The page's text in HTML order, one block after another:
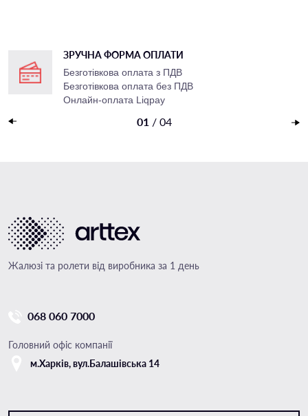
ЗРУЧНА ФОРМА ОПЛАТИ
Безготівкова оплата з ПДВ
Безготівкова оплата без ПДВ
Онлайн-оплата Liqpay
01 / 04
Жалюзі та ролети від виробника за 1 день
068 060 7000
Головний офіс компанії
м.Харкiв, вул.Балашівська 14